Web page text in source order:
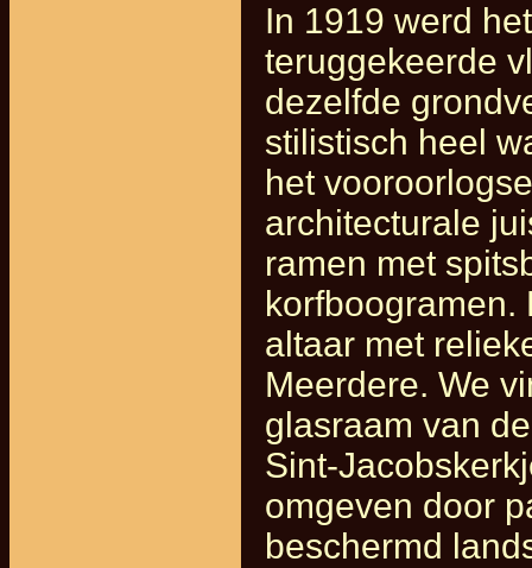
In 1919 werd
teruggekeerde
dezelfde
stilistisch heel
het
architecturale
ramen met
altaar met
Meerdere. We
glasraam van
Sint-
omgeven door
beschermd